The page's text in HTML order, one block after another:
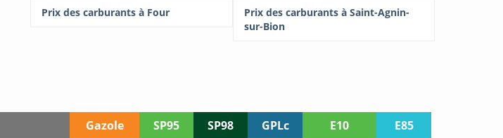
Prix des carburants à Four
Prix des carburants à Saint-Agnin-
sur-Bion
Gazole SP95 SP98 GPLc E10
E85